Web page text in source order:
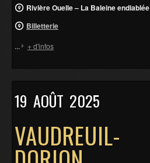
Rivière Ouelle – La Baleine endiablée
Billetterie
... + d'infos
19 AOÛT 2025
VAUDREUIL-